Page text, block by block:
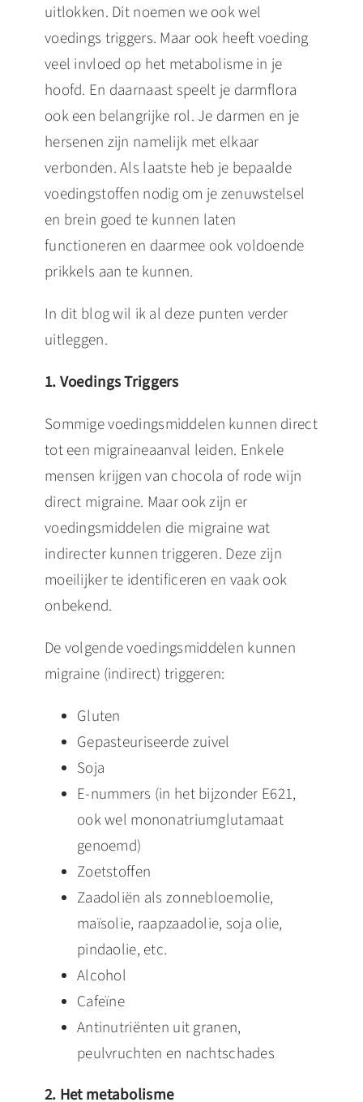
uitlokken. Dit noemen we ook wel
voedings triggers. Maar ook heeft voeding
veel invloed op het metabolisme in je
hoofd. En daarnaast speelt je darmflora
ook een belangrijke rol. Je darmen en je
hersenen zijn namelijk met elkaar
verbonden. Als laatste heb je bepaalde
voedingstoffen nodig om je zenuwstelsel
en brein goed te kunnen laten
functioneren en daarmee ook voldoende
prikkels aan te kunnen.
In dit blog wil ik al deze punten verder
uitleggen.
1. Voedings Triggers
Sommige voedingsmiddelen kunnen direct
tot een migraineaanval leiden. Enkele
mensen krijgen van chocola of rode wijn
direct migraine. Maar ook zijn er
voedingsmiddelen die migraine wat
indirecter kunnen triggeren. Deze zijn
moeilijker te identificeren en vaak ook
onbekend.
De volgende voedingsmiddelen kunnen
migraine (indirect) triggeren:
Gluten
Gepasteuriseerde zuivel
Soja
E-nummers (in het bijzonder E621,
ook wel mononatriumglutamaat
genoemd)
Zoetstoffen
Zaadoliën als zonnebloemolie,
maïsolie, raapzaadolie, soja olie,
pindaolie, etc.
Alcohol
Cafeïne
Antinutriënten uit granen,
peulvruchten en nachtschades
2. Het metabolisme